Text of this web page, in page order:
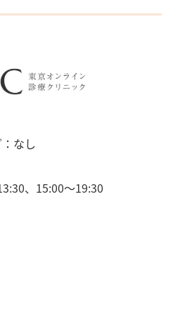
なし
、15:00〜19:30